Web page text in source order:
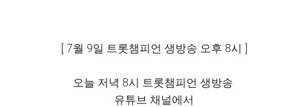
[ 7월 9일 트롯챔피언 생방송 오후 8시 ]
오늘 저녁 8시 트롯챔피언 생방송
유튜브 채널에서